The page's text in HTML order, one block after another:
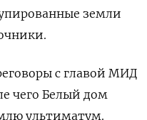
земли
с главой МИД
чего Белый дом
ультиматум.